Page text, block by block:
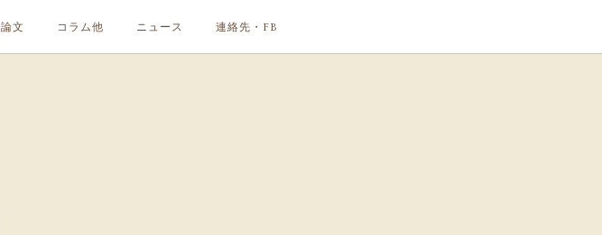
論文 コラム他 ニュース 連絡先・FB